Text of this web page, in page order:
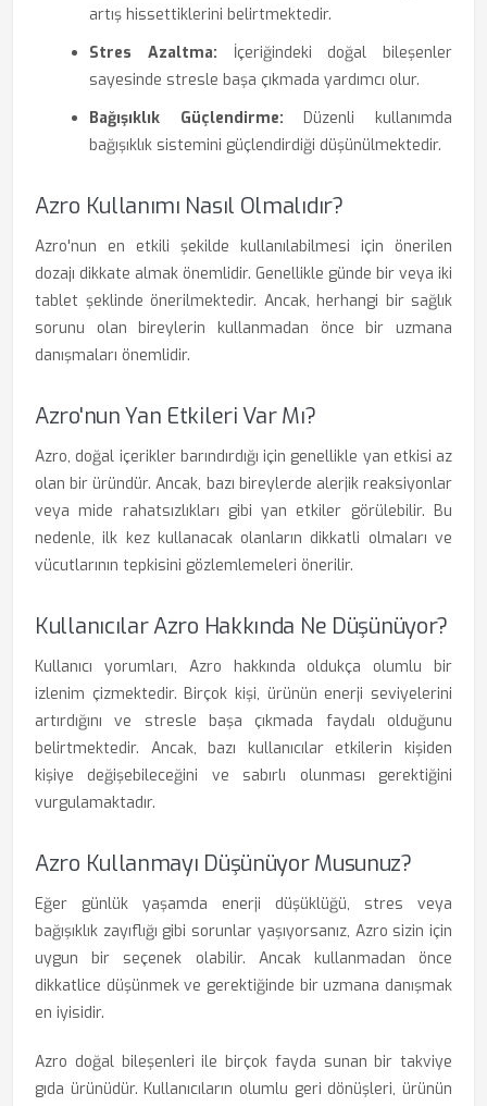
artış hissettiklerini belirtmektedir.
Stres Azaltma: İçeriğindeki doğal bileşenler
sayesinde stresle başa çıkmada yardımcı olur.
Bağışıklık Güçlendirme: Düzenli kullanımda
bağışıklık sistemini güçlendirdiği düşünülmektedir.
Azro Kullanımı Nasıl Olmalıdır?
Azro'nun en etkili şekilde kullanılabilmesi için önerilen
dozajı dikkate almak önemlidir. Genellikle günde bir veya iki
tablet şeklinde önerilmektedir. Ancak, herhangi bir sağlık
sorunu olan bireylerin kullanmadan önce bir uzmana
danışmaları önemlidir.
Azro'nun Yan Etkileri Var Mı?
Azro, doğal içerikler barındırdığı için genellikle yan etkisi az
olan bir üründür. Ancak, bazı bireylerde alerjik reaksiyonlar
veya mide rahatsızlıkları gibi yan etkiler görülebilir. Bu
nedenle, ilk kez kullanacak olanların dikkatli olmaları ve
vücutlarının tepkisini gözlemlemeleri önerilir.
Kullanıcılar Azro Hakkında Ne Düşünüyor?
Kullanıcı yorumları, Azro hakkında oldukça olumlu bir
izlenim çizmektedir. Birçok kişi, ürünün enerji seviyelerini
artırdığını ve stresle başa çıkmada faydalı olduğunu
belirtmektedir. Ancak, bazı kullanıcılar etkilerin kişiden
kişiye değişebileceğini ve sabırlı olunması gerektiğini
vurgulamaktadır.
Azro Kullanmayı Düşünüyor Musunuz?
Eğer günlük yaşamda enerji düşüklüğü, stres veya
bağışıklık zayıflığı gibi sorunlar yaşıyorsanız, Azro sizin için
uygun bir seçenek olabilir. Ancak kullanmadan önce
dikkatlice düşünmek ve gerektiğinde bir uzmana danışmak
en iyisidir.
Azro doğal bileşenleri ile birçok fayda sunan bir takviye
gıda ürünüdür. Kullanıcıların olumlu geri dönüşleri, ürünün